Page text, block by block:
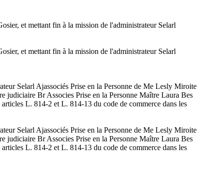
et mettant fin à la mission de l'administrateur Selarl
et mettant fin à la mission de l'administrateur Selarl
Selarl Ajassociés Prise en la Personne de Me Lesly Miroite
judiciaire Br Associes Prise en la Personne Maître Laura Bes
L. 814-2 et L. 814-13 du code de commerce dans les
Selarl Ajassociés Prise en la Personne de Me Lesly Miroite
judiciaire Br Associes Prise en la Personne Maître Laura Bes
L. 814-2 et L. 814-13 du code de commerce dans les